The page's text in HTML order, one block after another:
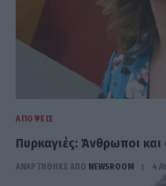
ΑΠΌΨΕΙΣ
Πυρκαγιές: Άνθρωποι
ΑΝΑΡΤΗΘΗΚΕ ΑΠΟ NEWSROOM 4